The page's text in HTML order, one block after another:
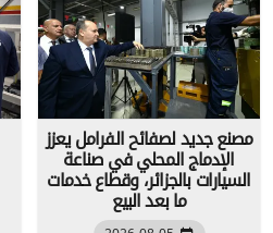
مصنع جديد لصفائح الفرامل يعزز
الإدماج المحلي في صناعة
السيارات بالجزائر، وقطاع خدمات
ما بعد البيع